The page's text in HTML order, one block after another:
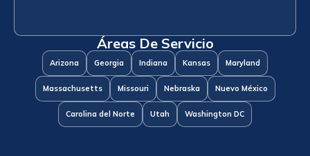
Áreas De Servicio
Arizona Georgia Indiana Kansas Maryland
Massachusetts Missouri Nebraska Nuevo México
Carolina del Norte Utah Washington DC